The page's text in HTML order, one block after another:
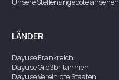
LÄNDER
DayuseFrankreich
DayuseGroßbritannien
DayuseVereinigte Staaten